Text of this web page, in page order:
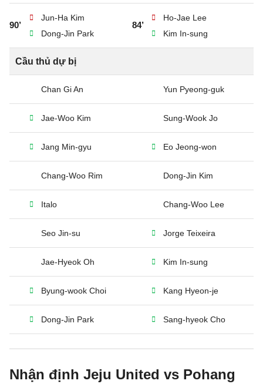
90’
Jun-Ha Kim
Dong-Jin Park
84’
Ho-Jae Lee
Kim In-sung
Cầu thủ dự bị
Chan Gi An Yun Pyeong-guk
Jae-Woo Kim Sung-Wook Jo
Jang Min-gyu Eo Jeong-won
Chang-Woo Rim Dong-Jin Kim
Italo Chang-Woo Lee
Seo Jin-su Jorge Teixeira
Jae-Hyeok Oh Kim In-sung
Byung-wook Choi Kang Hyeon-je
Dong-Jin Park Sang-hyeok Cho
Nhận định Jeju United vs Pohang